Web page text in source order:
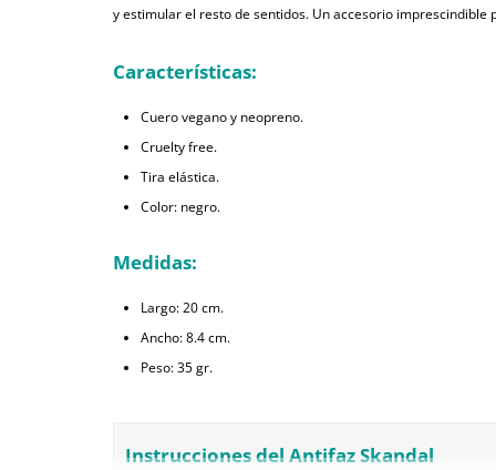
y estimular el resto de sentidos. Un accesorio imprescindible
Características:
Cuero vegano y neopreno.
Cruelty free.
Tira elástica.
Color: negro.
Medidas:
Largo: 20 cm.
Ancho: 8.4 cm.
Peso: 35 gr.
Instrucciones del Antifaz Skandal